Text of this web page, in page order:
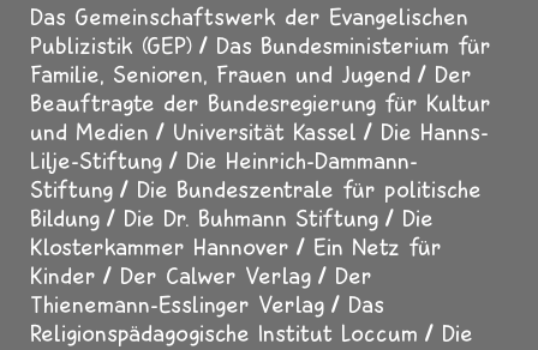
Das Gemeinschaftswerk der Evangelischen
Publizistik (GEP)
Das Bundesministerium für
Familie, Senioren, Frauen und Jugend
Der
Beauftragte der Bundesregierung für Kultur
und Medien
Universität Kassel
Die Hanns-
Lilje-Stiftung
Die Heinrich-Dammann-
Stiftung
Die Bundeszentrale für politische
Bildung
Die Dr. Buhmann Stiftung
Die
Klosterkammer Hannover
Ein Netz für
Kinder
Der Calwer Verlag
Der
Thienemann-Esslinger Verlag
Das
Religionspädagogische Institut Loccum
Die